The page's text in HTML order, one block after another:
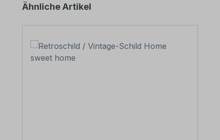
Produktgalerie überspringen
Ähnliche Artikel